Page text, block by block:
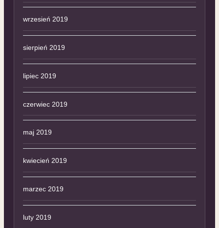
wrzesień 2019
sierpień 2019
lipiec 2019
czerwiec 2019
maj 2019
kwiecień 2019
marzec 2019
luty 2019